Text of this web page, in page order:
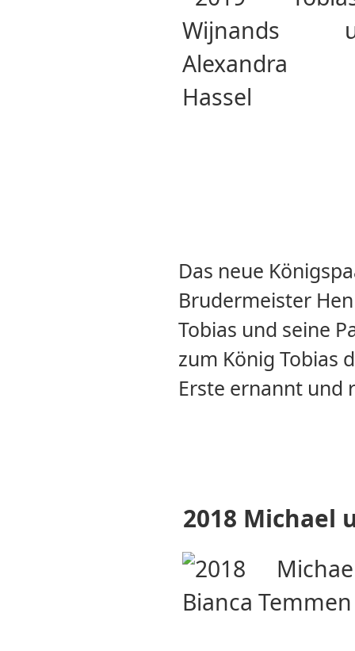
Das neue
Brudermeister
Tobias und seine
zum König Tobias
Erste ernannt und
2018 Michael